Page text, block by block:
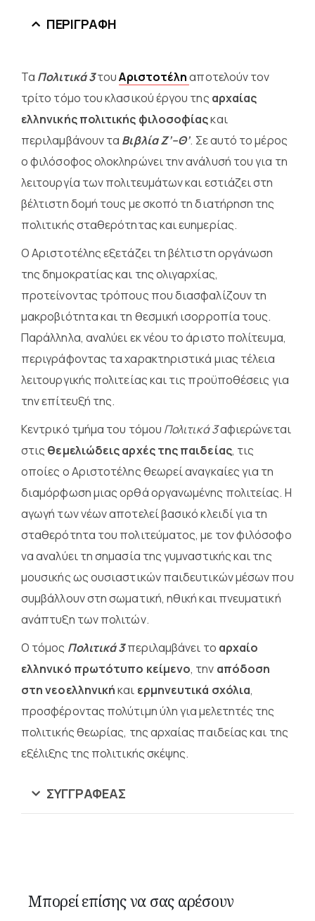
ΠΕΡΙΓΡΑΦΉ
Τα Πολιτικά 3τουΑριστοτέληαποτελούν τον
τρίτο τόμο του κλασικού έργου της αρχαίας
ελληνικής πολιτικής φιλοσοφίαςκαι
περιλαμβάνουν τα Βιβλία Ζ’–Θ’. Σε αυτό το μέρος
ο φιλόσοφος ολοκληρώνει την ανάλυσή του για τη
λειτουργία των πολιτευμάτων και εστιάζει στη
βέλτιστη δομή τους με σκοπό τη διατήρηση της
πολιτικής σταθερότητας και ευημερίας.
Ο Αριστοτέλης εξετάζει τη βέλτιστη οργάνωση
της δημοκρατίας και της ολιγαρχίας,
προτείνοντας τρόπους που διασφαλίζουν τη
μακροβιότητα και τη θεσμική ισορροπία τους.
Παράλληλα, αναλύει εκ νέου το άριστο πολίτευμα,
περιγράφοντας τα χαρακτηριστικά μιας τέλεια
λειτουργικής πολιτείας και τις προϋποθέσεις για
την επίτευξή της.
Κεντρικό τμήμα του τόμου Πολιτικά 3αφιερώνεται
στις θεμελιώδεις αρχές της παιδείας, τις
οποίες ο Αριστοτέλης θεωρεί αναγκαίες για τη
διαμόρφωση μιας ορθά οργανωμένης πολιτείας. Η
αγωγή των νέωναποτελεί βασικό κλειδί για τη
σταθερότητα του πολιτεύματος, με τον φιλόσοφο
να αναλύει τη σημασία της γυμναστικής και της
μουσικής ως ουσιαστικών παιδευτικών μέσων που
συμβάλλουν στη σωματική, ηθική και πνευματική
ανάπτυξη των πολιτών.
Ο τόμος Πολιτικά 3περιλαμβάνει το αρχαίο
ελληνικό πρωτότυπο κείμενο, την απόδοση
στη νεοελληνικήκαι ερμηνευτικά σχόλια,
προσφέροντας πολύτιμη ύλη για μελετητές της
πολιτικής θεωρίας, της αρχαίας παιδείας και της
εξέλιξης της πολιτικής σκέψης.
ΣΥΓΓΡΑΦΈΑΣ
Μπορεί επίσης να σας αρέσουν